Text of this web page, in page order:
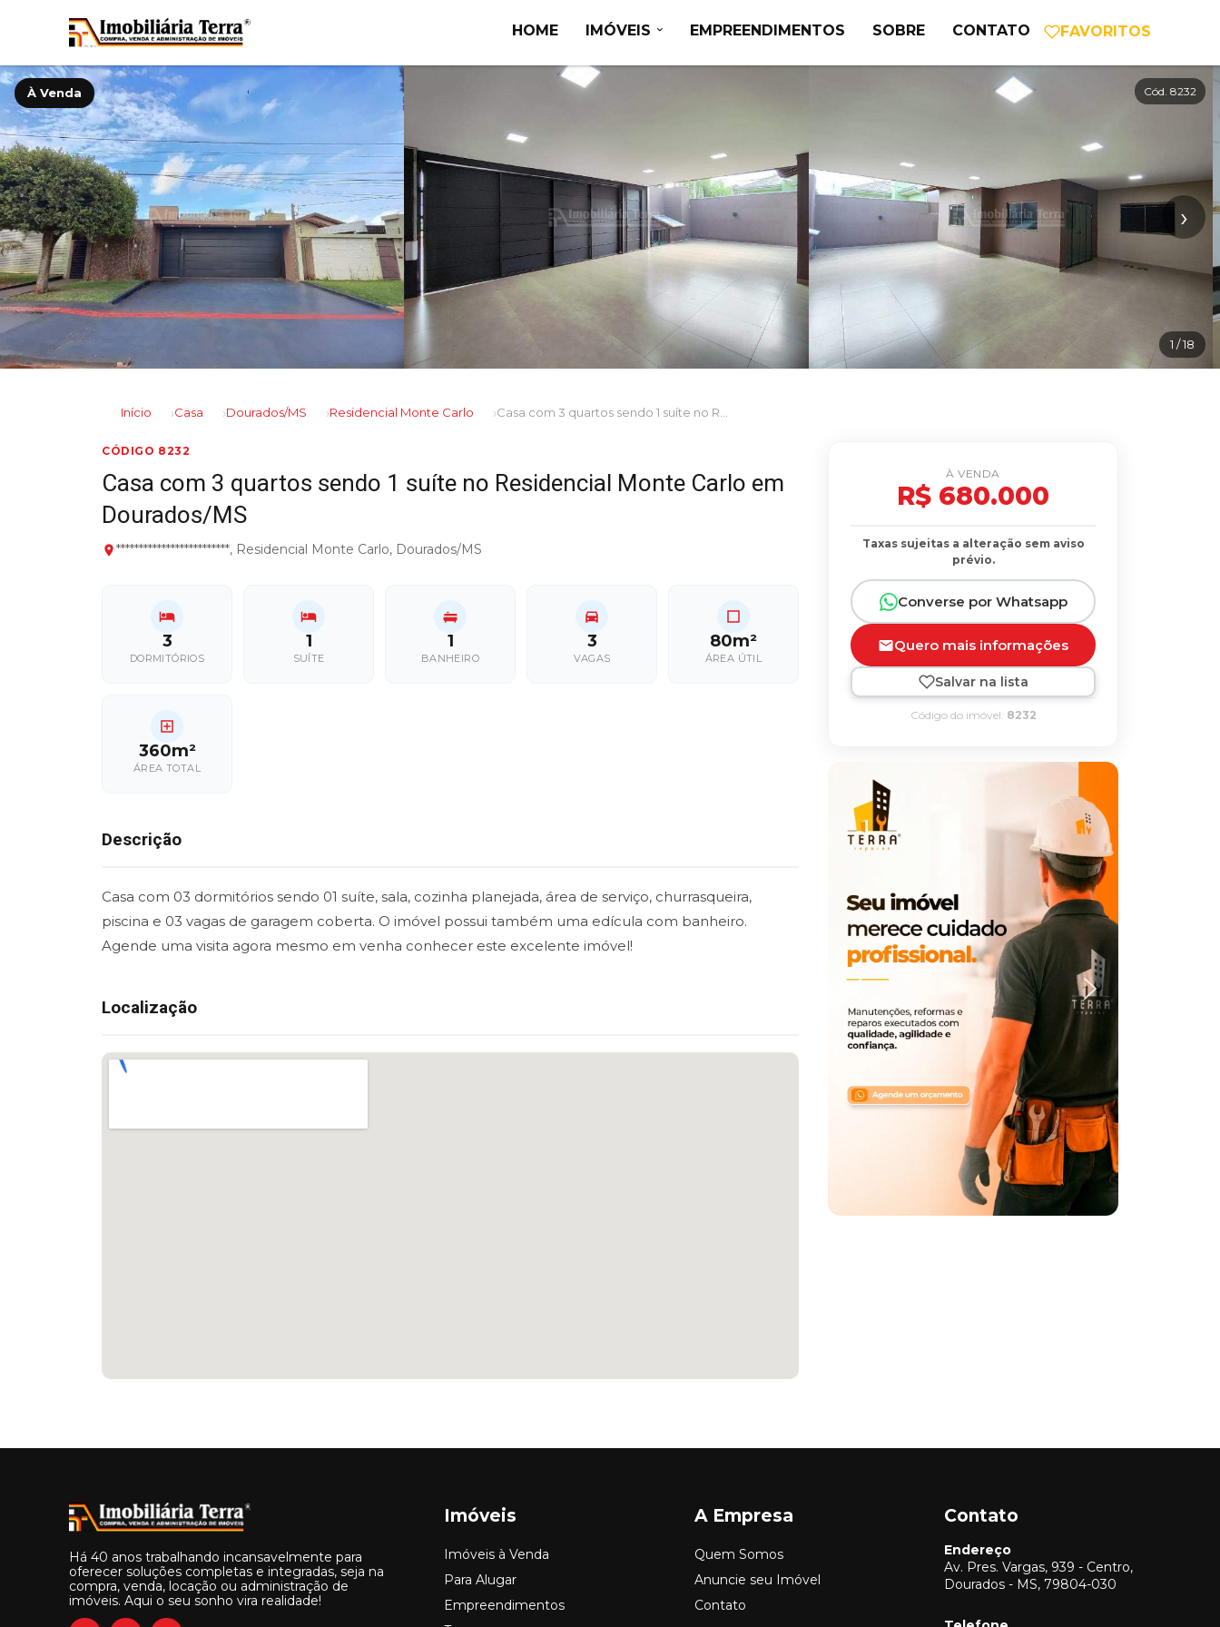
HOME IMÓVEIS EMPREENDIMENTOS SOBRE CONTATO FAVORITOS
À Venda Cód. 8232
‹ ›
1 / 18
Início Casa Dourados/MS Residencial Monte Carlo
CÓDIGO 8232
Casa com 3 quartos sendo 1 suíte no Residencial Monte Carlo em
Dourados/MS
*************************, Residencial Monte Carlo, Dourados/MS
3
DORMITÓRIOS
1
SUÍTE
1
BANHEIRO
3
VAGAS
80m²
ÁREA ÚTIL
360m²
ÁREA TOTAL
Descrição
Casa com 03 dormitórios sendo 01 suíte, sala, cozinha planejada, área de serviço, churrasqueira,
piscina e 03 vagas de garagem coberta. O imóvel possui também uma edícula com banheiro.
Agende uma visita agora mesmo em venha conhecer este excelente imóvel!
Localização
À VENDA
R$ 680.000
Taxas sujeitas a alteração sem aviso
prévio.
Converse por Whatsapp
Quero mais informações
Salvar na lista
Código do imóvel: 8232
Há 40 anos trabalhando incansavelmente para
oferecer soluções completas e integradas, seja na
compra, venda, locação ou administração de
imóveis. Aqui o seu sonho vira realidade!
Imóveis
Imóveis à Venda
Para Alugar
Empreendimentos
A Empresa
Quem Somos
Anuncie seu Imóvel
Contato
Contato
Endereço
Av. Pres. Vargas, 939 - Centro,
Dourados - MS, 79804-030